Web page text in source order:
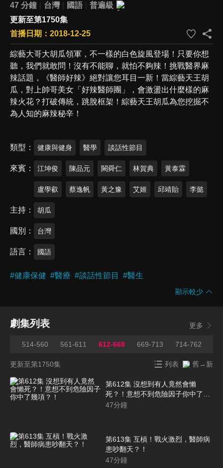
47 分鐘
台灣 國語
普遍級
更新至第1750集
首播日期：2018-12-25
綜藝大哥大胡瓜領軍，不一樣的白色旋風登場！只要你想
聽，我們就敢問！沒有不能聊，就怕不夠辣！挑戰醫界麻
辣話題，《醫師好辣》絕對讓您耳目一新！當綜藝天王胡
瓜，對上帥哥美女「好辣醫師團」，會激盪出什麼樣的麻
辣火花？打破傳統，跳脫框架！綜藝天王胡瓜為您挖掘不
為人知的麻辣秘辛！
類型 健康與健身 醫學 談話性節目
來賓 江坤俊 陳品元 闕舜仁 林賀典 黃泰霖
盧學叡 蔡逸帆 黃之豫 艾姬 邱靖貽 李懿
主持 胡瓜
國別 台灣
語言 國語
#健康保健 #醫療 #談話性節目 #醫生
顯示較少
劇集列表 更多
514-560 561-611 612-668 669-713 714-762
更新至第1750集 列表 舊→新
第612集 沒想到有人竟然會懶
死？！意想不到危險因子你中了幾
項？！
47分鐘
第613集 互槓！戰火激烈，醫師病
患吵翻天？！
47分鐘